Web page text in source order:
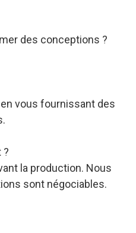
des conceptions ?
vous fournissant des
?
la production. Nous
sont négociables.